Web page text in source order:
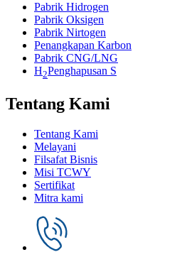
Pabrik Hidrogen
Pabrik Oksigen
Pabrik Nirtogen
Penangkapan Karbon
Pabrik CNG/LNG
H2Penghapusan S
Tentang Kami
Tentang Kami
Melayani
Filsafat Bisnis
Misi TCWY
Sertifikat
Mitra kami